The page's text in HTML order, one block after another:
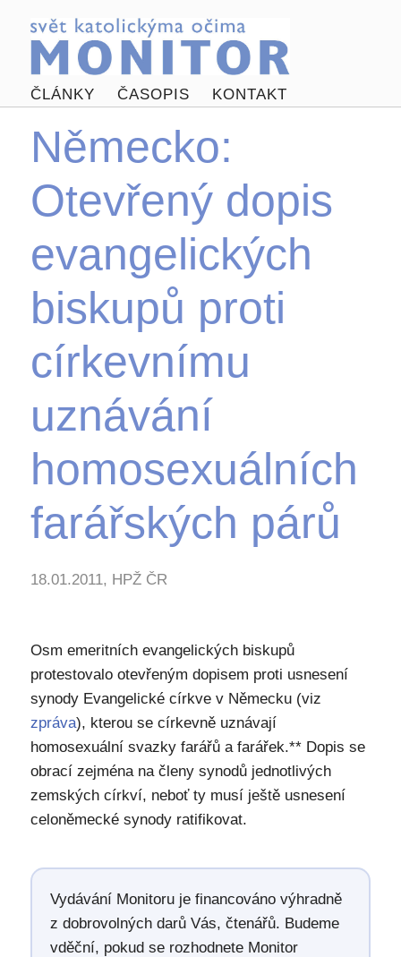
ČLÁNKY ČASOPIS KONTAKT
Německo:
Otevřený dopis
evangelických
biskupů proti
církevnímu
uznávání
homosexuálních
farářských párů
18.01.2011, HPŽ ČR
Osm emeritních evangelických biskupů
protestovalo otevřeným dopisem proti usnesení
synody Evangelické církve v Německu (viz
zpráva), kterou se církevně uznávají
homosexuální svazky farářů a farářek.** Dopis se
obrací zejména na členy synodů jednotlivých
zemských církví, neboť ty musí ještě usnesení
celoněmecké synody ratifikovat.
Vydávání Monitoru je financováno výhradně
z dobrovolných darů Vás, čtenářů. Budeme
vděční, pokud se rozhodnete Monitor